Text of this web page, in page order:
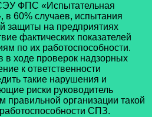
ФПС «Испытательная
в 60% случаев, испытания
защиты на предприятиях
фактических показателей
по их работоспособности.
в ходе проверок надзорных
к ответственности
такие нарушения и
риски руководитель
правильной организации такой
СПЗ.